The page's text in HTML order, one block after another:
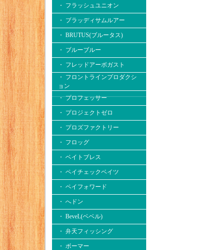
・ フラッシュユニオン
・ ブラッディサムルアー
・ BRUTUS(ブルータス)
・ ブルーブルー
・ フレッドアーボガスト
・ フロントラインプロダクシ
ョン
・ プロフェッサー
・ プロジェクトゼロ
・ プロズファクトリー
・ フロッグ
・ ベイトブレス
・ ペイチェックベイツ
・ ペイフォワード
・ へドン
・ BeveL(ベベル)
・ 弁天フィッシング
・ ボーマー